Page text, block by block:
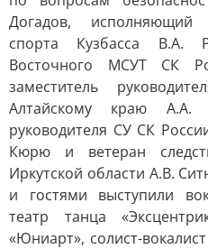
Догадов, исполняющий
спорта Кузбасса В.А.
Восточного МСУТ СК
заместитель
Алтайскому краю А.А.
руководителя СУ СК
Кюрю и ветеран
Иркутской области А.В.
и гостями выступили
театр танца
«Юниарт», солист-